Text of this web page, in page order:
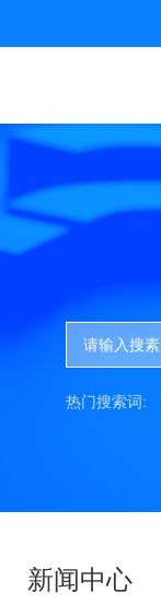
热门搜索词:
新闻中心